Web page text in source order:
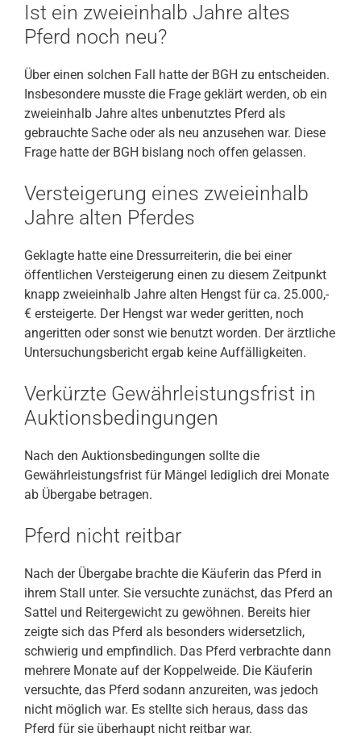
Ist ein zweieinhalb Jahre altes
Pferd noch neu?
Über einen solchen Fall hatte der BGH zu entscheiden.
Insbesondere musste die Frage geklärt werden, ob ein
zweieinhalb Jahre altes unbenutztes Pferd als
gebrauchte Sache oder als neu anzusehen war. Diese
Frage hatte der BGH bislang noch offen gelassen.
Versteigerung eines zweieinhalb
Jahre alten Pferdes
Geklagte hatte eine Dressurreiterin, die bei einer
öffentlichen Versteigerung einen zu diesem Zeitpunkt
knapp zweieinhalb Jahre alten Hengst für ca. 25.000,-
€ ersteigerte. Der Hengst war weder geritten, noch
angeritten oder sonst wie benutzt worden. Der ärztliche
Untersuchungsbericht ergab keine Auffälligkeiten.
Verkürzte Gewährleistungsfrist in
Auktionsbedingungen
Nach den Auktionsbedingungen sollte die
Gewährleistungsfrist für Mängel lediglich drei Monate
ab Übergabe betragen.
Pferd nicht reitbar
Nach der Übergabe brachte die Käuferin das Pferd in
ihrem Stall unter. Sie versuchte zunächst, das Pferd an
Sattel und Reitergewicht zu gewöhnen. Bereits hier
zeigte sich das Pferd als besonders widersetzlich,
schwierig und empfindlich. Das Pferd verbrachte dann
mehrere Monate auf der Koppelweide. Die Käuferin
versuchte, das Pferd sodann anzureiten, was jedoch
nicht möglich war. Es stellte sich heraus, dass das
Pferd für sie überhaupt nicht reitbar war.